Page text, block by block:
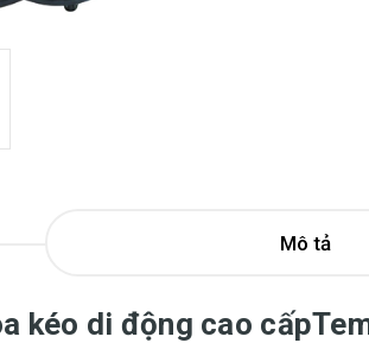
Mô tả
kéo di động cao